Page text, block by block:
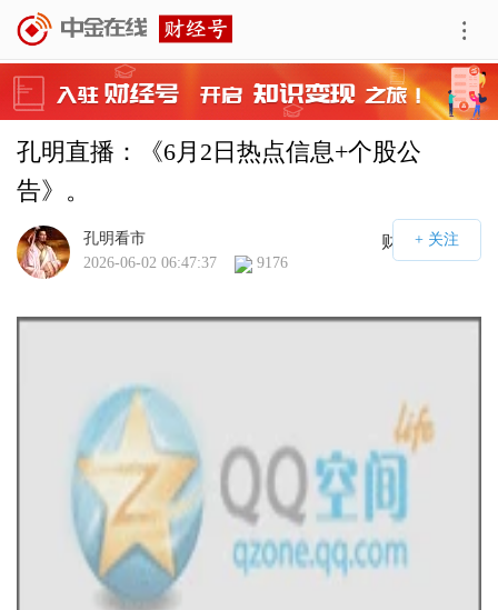
孔明直播：《6月2日热点信息+个股公
告》。
财经号APP
孔明看市
2026-06-02 06:47:37
9176